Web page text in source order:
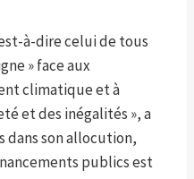
à-dire celui de tous
» face aux
climatique et à
et des inégalités », a
dans son allocution,
publics est